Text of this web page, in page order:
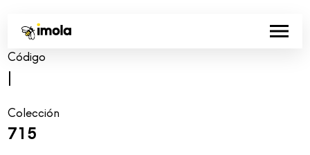
Código
Colección
715